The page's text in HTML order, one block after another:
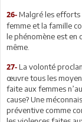
26- Malgré les efforts
femme et la famille
le phénomène est en
même.
27- La volonté
œuvre tous les
faite aux femmes
cause? Une
préventive comme